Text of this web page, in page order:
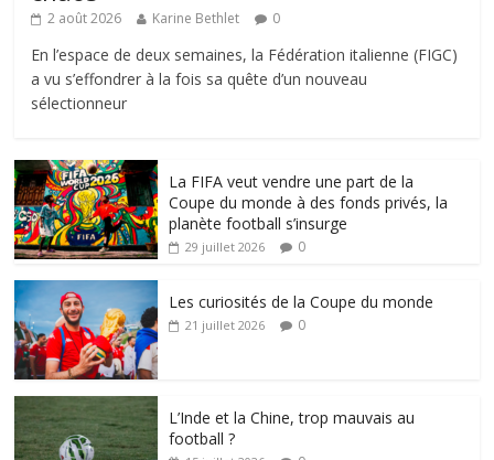
2 août 2026 Karine Bethlet 0
En l’espace de deux semaines, la Fédération italienne (FIGC)
a vu s’effondrer à la fois sa quête d’un nouveau
sélectionneur
La FIFA veut vendre une part de la
Coupe du monde à des fonds privés, la
planète football s’insurge
29 juillet 2026 0
Les curiosités de la Coupe du monde
21 juillet 2026 0
L’Inde et la Chine, trop mauvais au
football ?